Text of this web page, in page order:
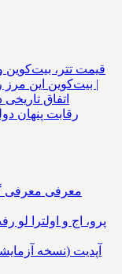
| بیت‌کوین این مرز
اتفاق
معرفی